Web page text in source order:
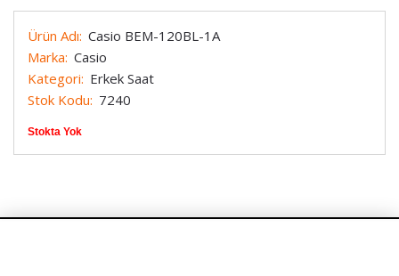
Ürün Adı: Casio BEM-120BL-1A
Marka: Casio
Kategori: Erkek Saat
Stok Kodu: 7240
Stokta Yok